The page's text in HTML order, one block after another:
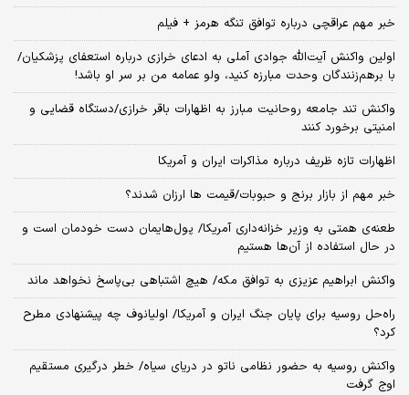
خبر مهم عراقچی درباره توافق تنگه هرمز + فیلم
اولین واکنش آیت‌الله جوادی آملی به ادعای خرازی درباره استعفای پزشکیان/
با برهم‌زنندگان وحدت مبارزه کنید، ولو عمامه من بر سر او باشد!
واکنش تند جامعه روحانیت مبارز به اظهارات باقر خرازی/دستگاه قضایی و
امنیتی برخورد کنند
اظهارات تازه ظریف درباره مذاکرات ایران و آمریکا
خبر مهم از بازار برنج و حبوبات/قیمت ها ارزان شدند؟
طعنه‌ی‌ همتی به وزیر خزانه‌داری آمریکا/ پول‌هایمان دست خودمان است و
در حال استفاده از آن‌ها هستیم
واکنش ابراهیم عزیزی به توافق مکه/ هیچ اشتباهی بی‌پاسخ نخواهد ماند
راه‌حل روسیه برای پایان جنگ ایران و آمریکا/ اولیانوف چه پیشنهادی مطرح
کرد؟
واکنش روسیه به حضور نظامی ناتو در دریای سیاه/ خطر درگیری مستقیم
اوج گرفت